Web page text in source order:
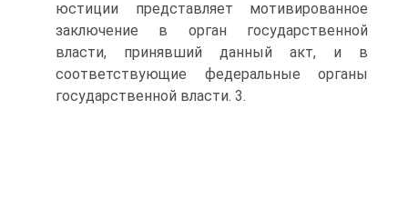
юстиции представляет мотивированное
заключение в орган государственной
власти, принявший данный акт, и в
соответствующие федеральные органы
государственной власти. 3.